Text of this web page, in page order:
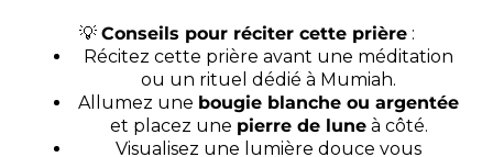
💡 Conseils pour réciter cette prière:
Récitez cette prière avant une méditation
ou un rituel dédié à Mumiah.
Allumez une bougie blanche ou argentée
et placez une pierre de luneà côté.
Visualisez une lumière douce vous